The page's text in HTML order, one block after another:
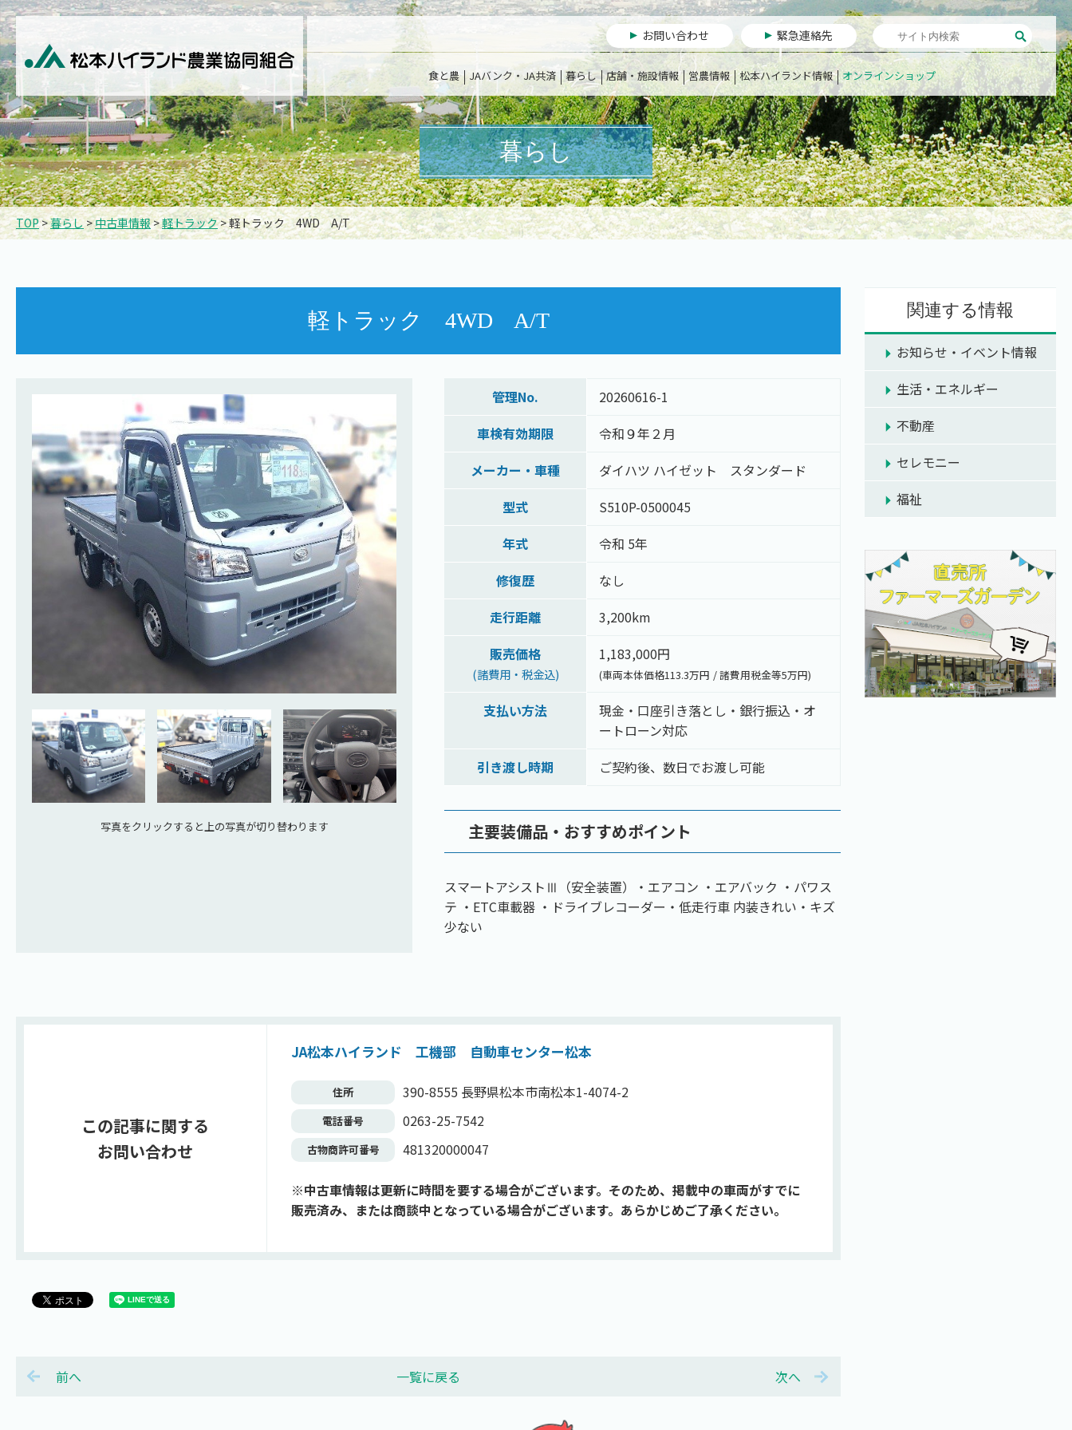
お問い合わせ 緊急連絡先
食と農 JAバンク・JA共済 暮らし 店舗・施設情報 営農情報 松本ハイランド情報 オンラインショップ
暮らし
TOP>暮らし>中古車情報>軽トラック> 軽トラック 4WD A/T
軽トラック 4WD A/T
写真をクリックすると上の写真が切り替わります
管理No.
20260616-1
車検有効期限
令和９年２月
メーカー・車種
ダイハツ ハイゼット スタンダード
型式
S510P-0500045
年式
令和 5年
修復歴
なし
走行距離
3,200km
販売価格
(諸費用・税金込)
1,183,000円
(車両本体価格113.3万円 / 諸費用税金等5万円)
支払い方法
現金・口座引き落とし・銀行振込・オ
ートローン対応
引き渡し時期
ご契約後、数日でお渡し可能
主要装備品・おすすめポイント
スマートアシストⅢ（安全装置）・エアコン ・エアバック ・パワス
テ ・ETC車載器 ・ドライブレコーダー・低走行車 内装きれい・キズ
少ない
この記事に関する
お問い合わせ
JA松本ハイランド 工機部 自動車センター松本
住所 390-8555 長野県松本市南松本1-4074-2
電話番号 0263-25-7542
古物商許可番号 481320000047
※中古車情報は更新に時間を要する場合がございます。そのため、掲載中の車両がすでに
販売済み、または商談中となっている場合がございます。あらかじめご了承ください。
前へ 一覧に戻る 次へ
関連する情報
お知らせ・イベント情報
生活・エネルギー
不動産
セレモニー
福祉